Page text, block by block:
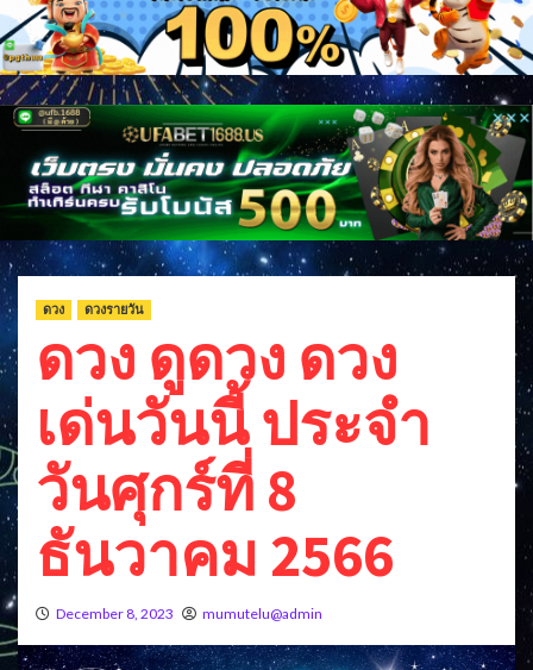
ดวง ดวงรายวัน
ดวง ดูดวง ดวง
เด่นวันนี้ ประจำ
วันศุกร์ที่ 8
ธันวาคม 2566
December 8, 2023 mumutelu@admin